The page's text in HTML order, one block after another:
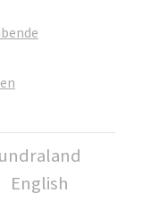
English